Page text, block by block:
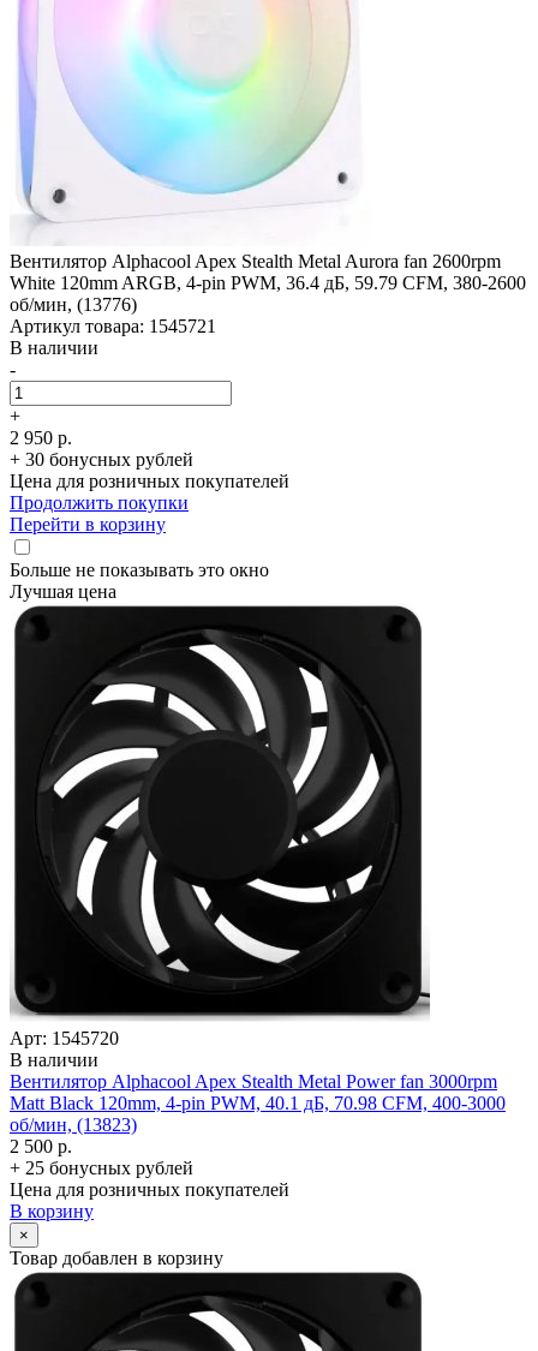
Вентилятор Alphacool Apex Stealth Metal Aurora fan 2600rpm
White 120mm ARGB, 4-pin PWM, 36.4 дБ, 59.79 CFM, 380-2600
об/­мин, (13776)
Артикул товара: 1545721
В наличии
-
+
2 950 р.
+ 30 бонусных рублей
Цена для розничных покупателей
Продолжить покупки
Перейти в корзину
Больше не показывать это окно
Лучшая цена
Арт: 1545720
В наличии
Вентилятор Alphacool Apex Stealth Metal Power fan 3000rpm
Matt Black 120mm, 4-pin PWM, 40.1 дБ, 70.98 CFM, 400-3000
об/­мин, (13823)
2 500 р.
+ 25 бонусных рублей
Цена для розничных покупателей
В корзину
×
Товар добавлен в корзину